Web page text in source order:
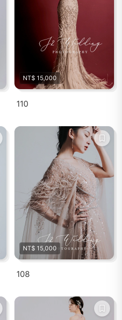
NT$ 15,000
110
NT$ 15,000
108